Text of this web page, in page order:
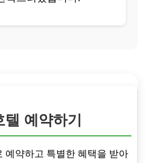
텔 예약하기
예약하고 특별한 혜택을 받아